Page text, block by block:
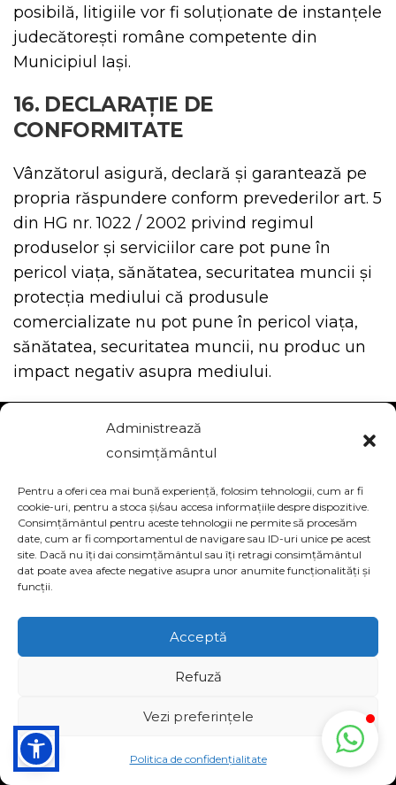
Administrează
consimțământul
Pentru a oferi cea mai bună experiență, folosim tehnologii, cum ar fi
cookie-uri, pentru a stoca și/sau accesa informațiile despre dispozitive.
Consimțământul pentru aceste tehnologii ne permite să procesăm
date, cum ar fi comportamentul de navigare sau ID-uri unice pe acest
site. Dacă nu îți dai consimțământul sau îți retragi consimțământul
dat poate avea afecte negative asupra unor anumite funcționalități și
funcții.
Acceptă
Refuză
Vezi preferințele
Politica de confidențialitate
posibilă, litigiile vor fi soluționate de instanțele
judecătorești române competente din
Municipiul Iași.
16. DECLARAȚIE DE
CONFORMITATE
Vânzătorul asigură, declară și garantează pe
propria răspundere conform prevederilor art. 5
din HG nr. 1022 / 2002 privind regimul
produselor şi serviciilor care pot pune în
pericol viaţa, sănătatea, securitatea muncii şi
protecţia mediului că produsule
comercializate nu pot pune în pericol viaţa,
sănătatea, securitatea muncii, nu produc un
impact negativ asupra mediului.